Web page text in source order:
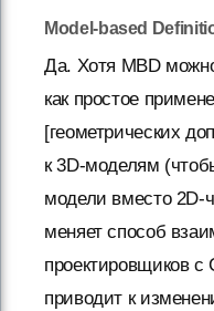
Model-based
Да. Хотя MBD
как простое
[геометрических
к 3D-моделям
модели вместо 2D-
меняет способ
проектировщиков
приводит к